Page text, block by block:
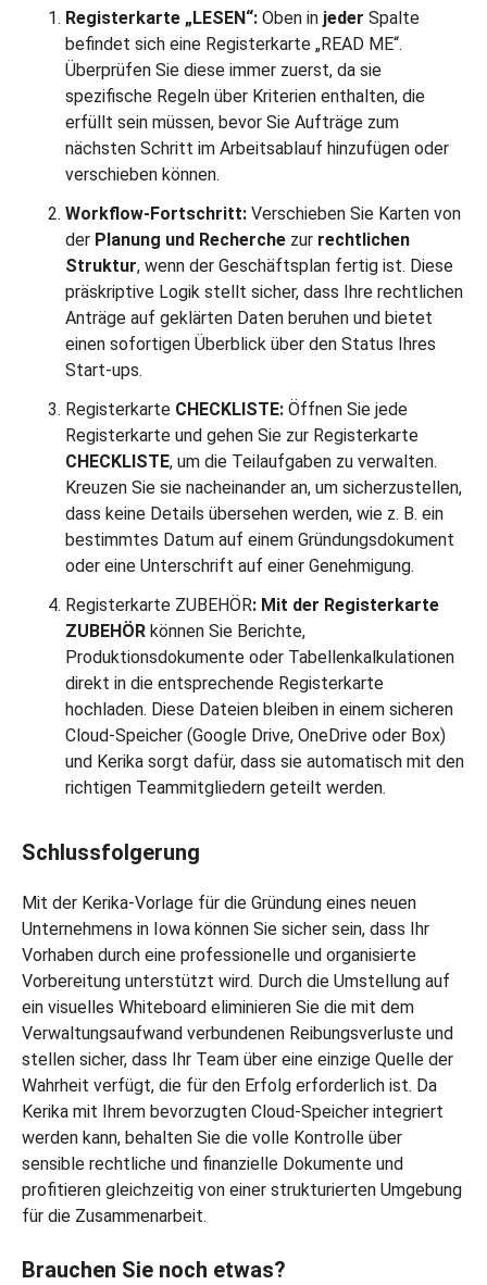
Registerkarte „LESEN“: Oben in jeder Spalte
befindet sich eine Registerkarte „READ ME“.
Überprüfen Sie diese immer zuerst, da sie
spezifische Regeln über Kriterien enthalten, die
erfüllt sein müssen, bevor Sie Aufträge zum
nächsten Schritt im Arbeitsablauf hinzufügen oder
verschieben können.
Workflow-Fortschritt: Verschieben Sie Karten von
der Planung und Recherche zur rechtlichen
Struktur, wenn der Geschäftsplan fertig ist. Diese
präskriptive Logik stellt sicher, dass Ihre rechtlichen
Anträge auf geklärten Daten beruhen und bietet
einen sofortigen Überblick über den Status Ihres
Start-ups.
Registerkarte CHECKLISTE: Öffnen Sie jede
Registerkarte und gehen Sie zur Registerkarte
CHECKLISTE, um die Teilaufgaben zu verwalten.
Kreuzen Sie sie nacheinander an, um sicherzustellen,
dass keine Details übersehen werden, wie z. B. ein
bestimmtes Datum auf einem Gründungsdokument
oder eine Unterschrift auf einer Genehmigung.
Registerkarte ZUBEHÖR: Mit der Registerkarte
ZUBEHÖR können Sie Berichte,
Produktionsdokumente oder Tabellenkalkulationen
direkt in die entsprechende Registerkarte
hochladen. Diese Dateien bleiben in einem sicheren
Cloud-Speicher (Google Drive, OneDrive oder Box)
und Kerika sorgt dafür, dass sie automatisch mit den
richtigen Teammitgliedern geteilt werden.
Schlussfolgerung
Mit der Kerika-Vorlage für die Gründung eines neuen
Unternehmens in Iowa können Sie sicher sein, dass Ihr
Vorhaben durch eine professionelle und organisierte
Vorbereitung unterstützt wird. Durch die Umstellung auf
ein visuelles Whiteboard eliminieren Sie die mit dem
Verwaltungsaufwand verbundenen Reibungsverluste und
stellen sicher, dass Ihr Team über eine einzige Quelle der
Wahrheit verfügt, die für den Erfolg erforderlich ist. Da
Kerika mit Ihrem bevorzugten Cloud-Speicher integriert
werden kann, behalten Sie die volle Kontrolle über
sensible rechtliche und finanzielle Dokumente und
profitieren gleichzeitig von einer strukturierten Umgebung
für die Zusammenarbeit.
Brauchen Sie noch etwas?